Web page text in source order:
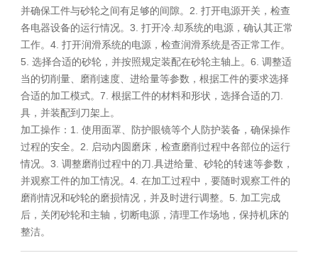
并确保工件与砂轮之间有足够的间隙。2. 打开电源开关，检查
各电器设备的运行情况。3. 打开冷.却系统的电源，确认其正常
工作。4. 打开润滑系统的电源，检查润滑系统是否正常工作。
5. 选择合适的砂轮，并按照规定装配在砂轮主轴上。6. 调整适
当的切削量、磨削速度、进给量等参数，根据工件的要求选择
合适的加工模式。7. 根据工件的材料和形状，选择合适的刀.
具，并装配到刀架上。
加工操作：1. 使用面罩、防护眼镜等个人防护装备，确保操作
过程的安全。2. 启动内圆磨床，检查磨削过程中各部位的运行
情况。3. 调整磨削过程中的刀.具进给量、砂轮的转速等参数，
并观察工件的加工情况。4. 在加工过程中，要随时观察工件的
磨削情况和砂轮的磨损情况，并及时进行调整。5. 加工完成
后，关闭砂轮和主轴，切断电源，清理工作场地，保持机床的
整洁。